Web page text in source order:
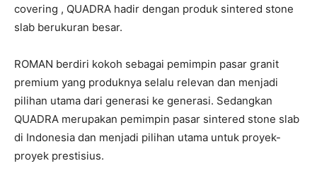
covering , QUADRA hadir dengan produk sintered stone
slab berukuran besar.
ROMAN berdiri kokoh sebagai pemimpin pasar granit
premium yang produknya selalu relevan dan menjadi
pilihan utama dari generasi ke generasi. Sedangkan
QUADRA merupakan pemimpin pasar sintered stone slab
di Indonesia dan menjadi pilihan utama untuk proyek-
proyek prestisius.